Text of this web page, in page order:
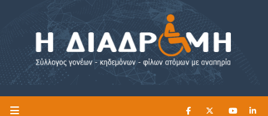
Η ΔΙΑΔΡΟΜΗ ΔΙΑΒΑΣΤΕ ΕΔΩ ►